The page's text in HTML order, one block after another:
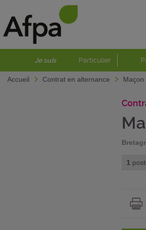
Je suis Particulier
Accueil Contrat en alternance Maçon
1